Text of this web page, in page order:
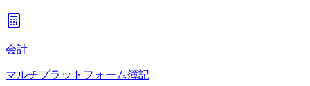
会計
マルチプラットフォーム簿記